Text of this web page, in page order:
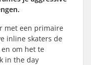
met een primaire
inline skaters de
om het te
in the day